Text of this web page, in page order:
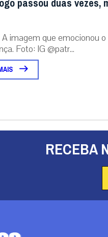
A imagem que emocionou
Foto: IG @patr...
RECEBA